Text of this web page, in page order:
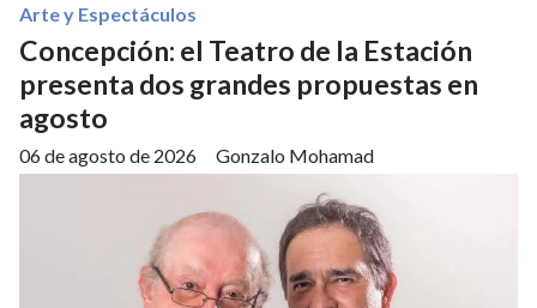
Concepción: el Teatro de la Estación
presenta dos grandes propuestas en
agosto
Gonzalo Mohamad
Arte y Espectáculos
06 de agosto de 2026